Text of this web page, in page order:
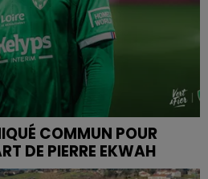
COMMUN POUR
DE PIERRE EKWAH